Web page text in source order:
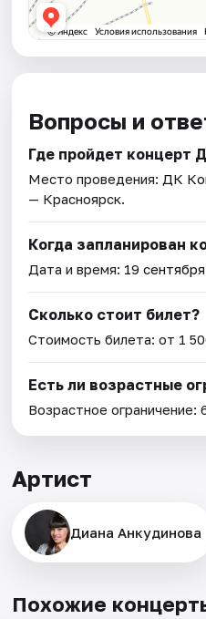
Вопросы и
Где пройдет концерт
Место проведения: ДК
— Красноярск.
Когда запланирован
Дата и время: 19
Сколько стоит билет?
Стоимость билета: от 1
Есть ли возрастные
Возрастное ограничение:
Артист
Диана Анкудинова
Похожие